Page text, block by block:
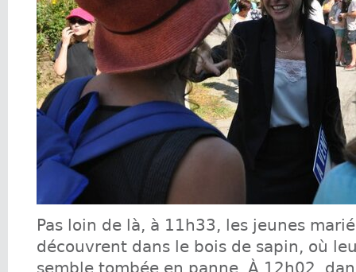
Pas loin de là, à 11h33, les jeunes
découvrent dans le bois de sapin, où